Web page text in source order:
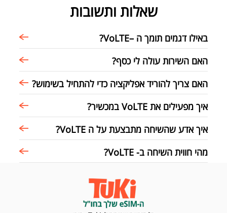
שאלות ותשובות
באילו דגמים תומך ה –VoLTE?
האם השירות עולה לי כסף?
האם צריך להוריד אפליקציה כדי להתחיל בשימוש?
איך מפעילים את VoLTE במכשיר?
איך אדע שהשיחה מתבצעת על ה VoLTE?
מהי חווית השיחה ב- VoLTE?